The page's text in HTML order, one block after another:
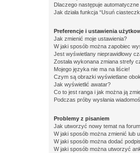
Dlaczego następuje
Jak działa funkcja “Usuń
Preferencje i ustawienia
Jak zmienić moje ustawienia?
W jaki sposób można zapobiec
Jest wyświetlany nieprawidłowy
Została wykonana zmiana strefy
Mojego języka nie ma na liście!
Czym są obrazki wyświetlane
Jak wyświetlić awatar?
Co to jest ranga i jak można ją
Podczas próby wysłania
Problemy z pisaniem
Jak utworzyć nowy temat na
W jaki sposób można zmienić lub
W jaki sposób można dodać
W jaki sposób można utworzyć